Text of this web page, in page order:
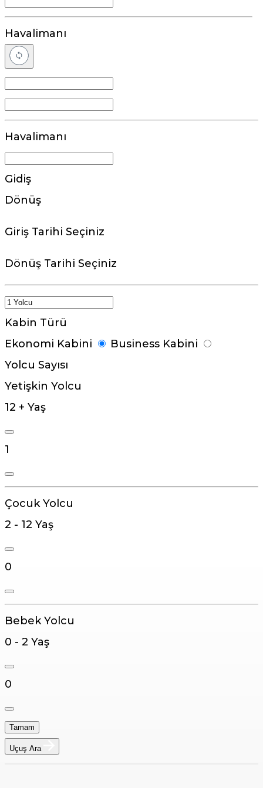
Havalimanı
Havalimanı
Gidiş
Dönüş
Giriş Tarihi Seçiniz
Dönüş Tarihi Seçiniz
Kabin Türü
Ekonomi Kabini
Business Kabini
Yolcu Sayısı
Yetişkin Yolcu
12 + Yaş
1
Çocuk Yolcu
2 - 12 Yaş
0
Bebek Yolcu
0 - 2 Yaş
0
Tamam
Uçuş Ara